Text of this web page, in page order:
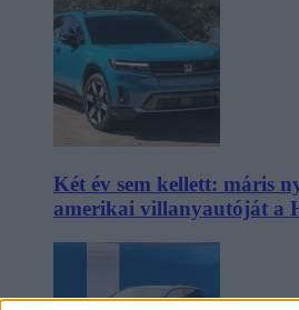
Két év sem kellett: máris
amerikai villanyautóját a